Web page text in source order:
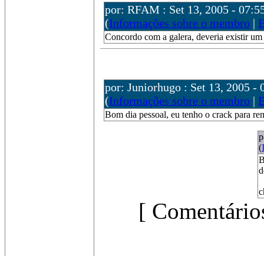
por: RFAM : Set 13, 2005 -
(Informações sobre o membro |
Concordo com a galera, deveria existir
por: Juniorhugo : Set 13, 2005 -
(Informações sobre o membro |
Bom dia pessoal, eu tenho o crack para
(
[